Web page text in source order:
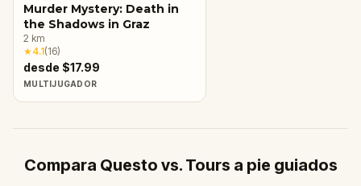
Murder Mystery: Death in
the Shadows in Graz
2 km
★4.1(16)
desde $17.99
MULTIJUGADOR
Compara Questo vs. Tours a pie guiados